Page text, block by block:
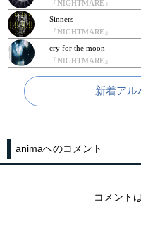
『NIGHTMARE』
Sinners
『NIGHTMARE』
cry for the moon
『NIGHTMARE』
新着アル
animaへのコメント
コメント